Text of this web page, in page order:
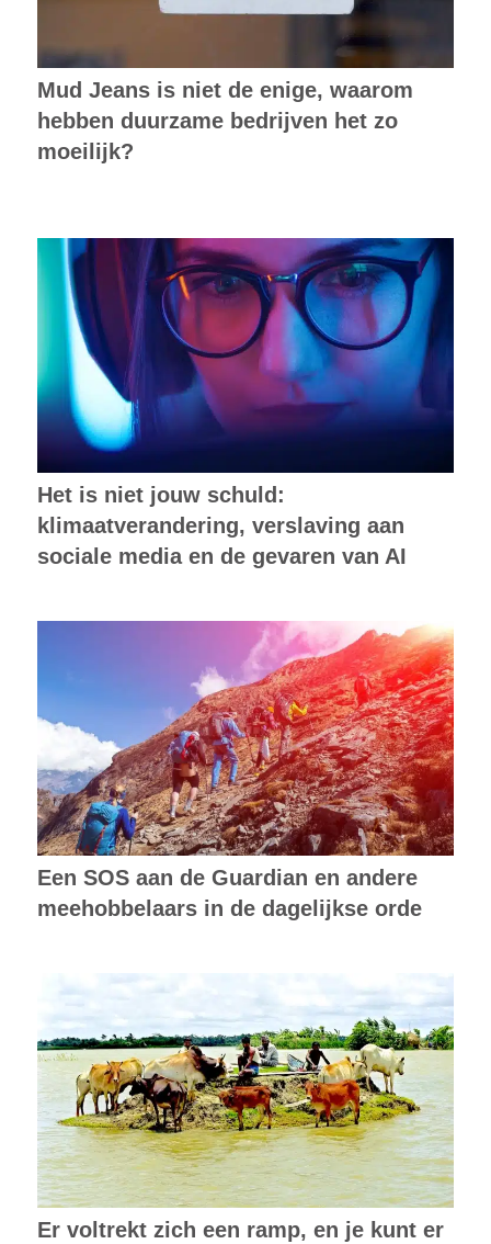
Mud Jeans is niet de enige, waarom
hebben duurzame bedrijven het zo
moeilijk?
Het is niet jouw schuld:
klimaatverandering, verslaving aan
sociale media en de gevaren van AI
Een SOS aan de Guardian en andere
meehobbelaars in de dagelijkse orde
Er voltrekt zich een ramp, en je kunt er